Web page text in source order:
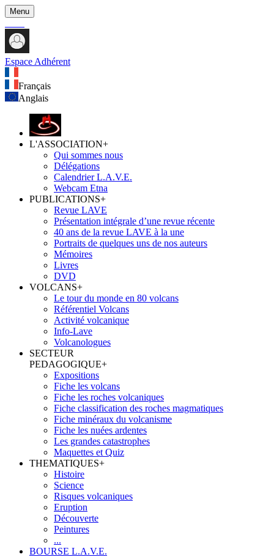
Menu
Espace Adhérent
Français
Anglais
L'ASSOCIATION+
Qui sommes nous
Délégations
Calendrier L.A.V.E.
Webcam Etna
PUBLICATIONS+
Revue LAVE
Présentation intégrale d’une revue récente
40 ans de la revue LAVE à la une
Portraits de quelques uns de nos auteurs
Mémoires
Livres
DVD
VOLCANS+
Le tour du monde en 80 volcans
Référentiel Volcans
Activité volcanique
Info-Lave
Volcanologues
SECTEUR
PEDAGOGIQUE+
Expositions
Fiche les volcans
Fiche les roches volcaniques
Fiche classification des roches magmatiques
Fiche minéraux du volcanisme
Fiche les nuées ardentes
Les grandes catastrophes
Maquettes et Quiz
THEMATIQUES+
Histoire
Science
Risques volcaniques
Eruption
Découverte
Peintures
...
BOURSE L.A.V.E.